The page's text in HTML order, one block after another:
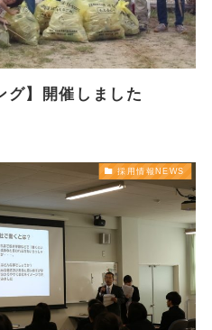
グ】開催しました
採用情報NEWS